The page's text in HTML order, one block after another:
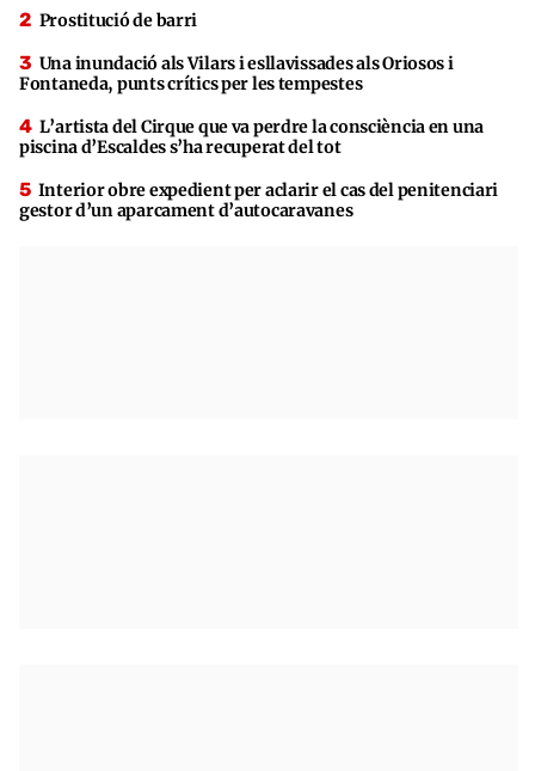
Prostitució de barri
Una inundació als Vilars i esllavissades als Oriosos i
Fontaneda, punts crítics per les tempestes
L’artista del Cirque que va perdre la consciència en una
piscina d’Escaldes s’ha recuperat del tot
Interior obre expedient per aclarir el cas del penitenciari
gestor d’un aparcament d’autocaravanes